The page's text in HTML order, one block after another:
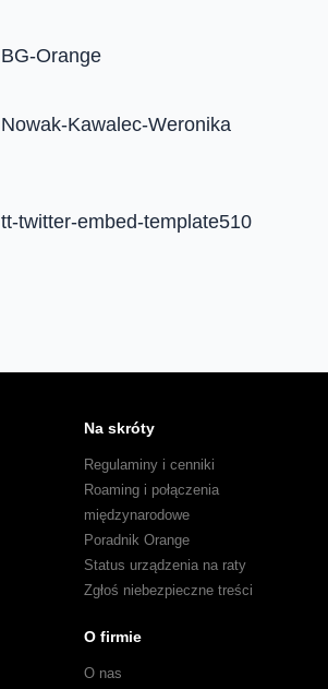
BG-Orange
Nowak-Kawalec-Weronika
tt-twitter-embed-template510
Na skróty
Regulaminy i cenniki
Roaming i połączenia
międzynarodowe
Poradnik Orange
Status urządzenia na raty
Zgłoś niebezpieczne treści
O firmie
O nas